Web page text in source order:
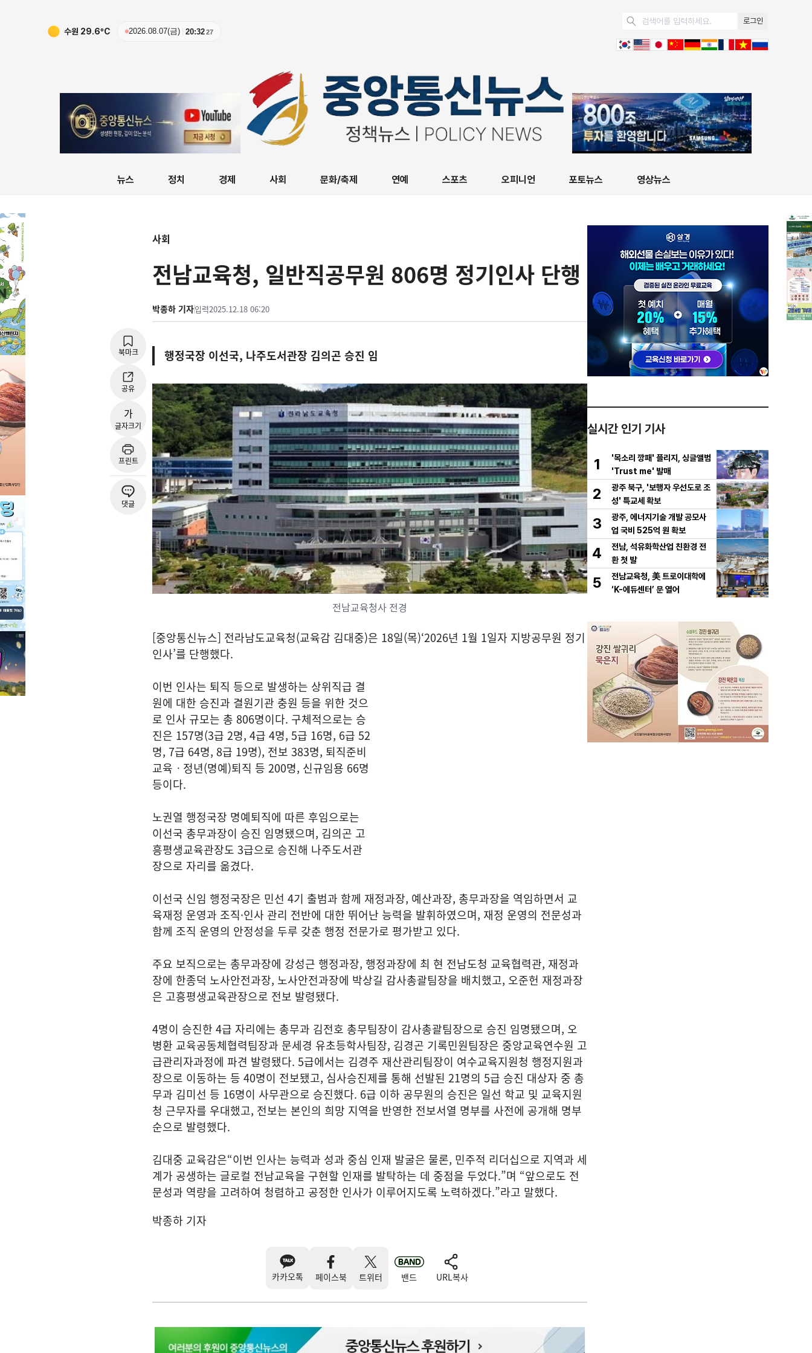
수원 29.6ºC 2026.08.07(금) 20:3228
로그인
뉴스 정치 경제 사회 문화/축제 연예 스포츠 오피니언 포토뉴스 영상뉴스
사회
전남교육청, 일반직공무원 806명 정기인사 단행
박종하 기자입력2025.12.18 06:20
북마크
공유
가
글자크기
프린트
댓글
행정국장 이선국, 나주도서관장 김의곤 승진 임
전남교육청사 전경
[중앙통신뉴스] 전라남도교육청(교육감 김대중)은 18일(목)‘2026년 1월 1일자 지방공무원 정기
인사’를 단행했다.
이번 인사는 퇴직 등으로 발생하는 상위직급 결
원에 대한 승진과 결원기관 충원 등을 위한 것으
로 인사 규모는 총 806명이다. 구체적으로는 승
진은 157명(3급 2명, 4급 4명, 5급 16명, 6급 52
명, 7급 64명, 8급 19명), 전보 383명, 퇴직준비
교육ㆍ정년(명예)퇴직 등 200명, 신규임용 66명
등이다.
노권열 행정국장 명예퇴직에 따른 후임으로는
이선국 총무과장이 승진 임명됐으며, 김의곤 고
흥평생교육관장도 3급으로 승진해 나주도서관
장으로 자리를 옮겼다.
이선국 신임 행정국장은 민선 4기 출범과 함께 재정과장, 예산과장, 총무과장을 역임하면서 교
육재정 운영과 조직·인사 관리 전반에 대한 뛰어난 능력을 발휘하였으며, 재정 운영의 전문성과
함께 조직 운영의 안정성을 두루 갖춘 행정 전문가로 평가받고 있다.
주요 보직으로는 총무과장에 강성근 행정과장, 행정과장에 최 현 전남도청 교육협력관, 재정과
장에 한종덕 노사안전과장, 노사안전과장에 박상길 감사총괄팀장을 배치했고, 오준헌 재정과장
은 고흥평생교육관장으로 전보 발령됐다.
4명이 승진한 4급 자리에는 총무과 김전호 총무팀장이 감사총괄팀장으로 승진 임명됐으며, 오
병환 교육공동체협력팀장과 문세경 유초등학사팀장, 김경곤 기록민원팀장은 중앙교육연수원 고
급관리자과정에 파견 발령됐다. 5급에서는 김경주 재산관리팀장이 여수교육지원청 행정지원과
장으로 이동하는 등 40명이 전보됐고, 심사승진제를 통해 선발된 21명의 5급 승진 대상자 중 총
무과 김미선 등 16명이 사무관으로 승진했다. 6급 이하 공무원의 승진은 일선 학교 및 교육지원
청 근무자를 우대했고, 전보는 본인의 희망 지역을 반영한 전보서열 명부를 사전에 공개해 명부
순으로 발령했다.
김대중 교육감은“이번 인사는 능력과 성과 중심 인재 발굴은 물론, 민주적 리더십으로 지역과 세
계가 공생하는 글로컬 전남교육을 구현할 인재를 발탁하는 데 중점을 두었다.”며 “앞으로도 전
문성과 역량을 고려하여 청렴하고 공정한 인사가 이루어지도록 노력하겠다.”라고 말했다.
박종하 기자
카카오톡 페이스북 트위터 밴드 URL복사
실시간 인기 기사
1
'목소리 깡패' 플리지, 싱글앨범
'Trust me' 발매
2
광주 북구, '보행자 우선도로 조
성' 특교세 확보
3
광주, 에너지기술 개발 공모사
업 국비 525억 원 확보
4
전남, 석유화학산업 친환경 전
환 첫 발
5
전남교육청, 美 트로이대학에
‘K-에듀센터’ 문 열어